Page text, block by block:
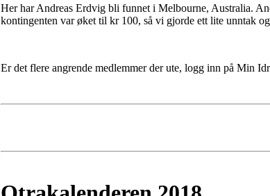
Her har Andreas Erdvig bli funnet i Melbourne, Australia.
kontingenten var øket til kr 100, så vi gjorde ett lite unntak
Er det flere angrende medlemmer der ute, logg inn på Min